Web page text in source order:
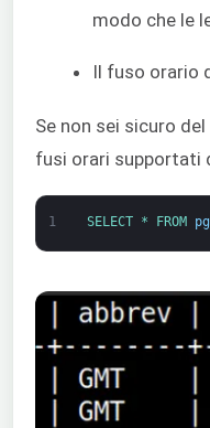
modo che le
Il fuso orario
Se non sei sicuro
fusi orari supportati
1 SELECT * FROM